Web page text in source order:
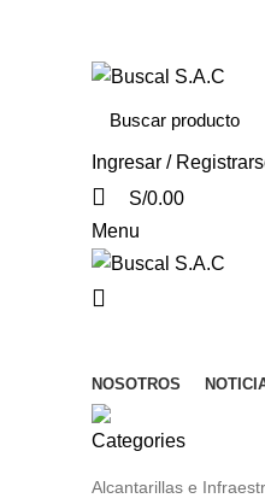
Ingresar /
S/0.00
Menu
NOSOTROS
Categories
Alcantarillas e